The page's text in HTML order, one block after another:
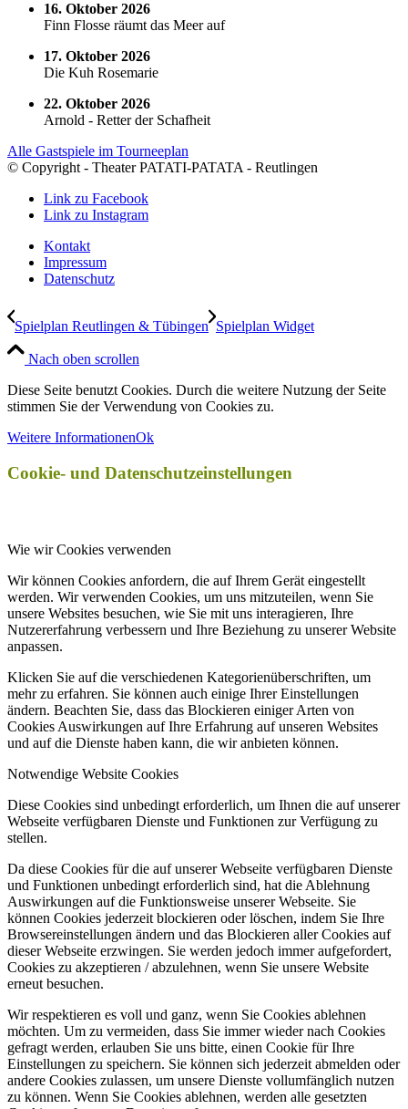
16. Oktober 2026
Finn Flosse räumt das Meer auf
17. Oktober 2026
Die Kuh Rosemarie
22. Oktober 2026
Arnold - Retter der Schafheit
Alle Gastspiele im Tourneeplan
© Copyright - Theater PATATI-PATATA - Reutlingen
Link zu Facebook
Link zu Instagram
Kontakt
Impressum
Datenschutz
Spielplan Reutlingen & Tübingen Spielplan Widget
Nach oben scrollen
Diese Seite benutzt Cookies. Durch die weitere Nutzung der Seite
stimmen Sie der Verwendung von Cookies zu.
Weitere InformationenOk
Cookie- und Datenschutzeinstellungen
Wie wir Cookies verwenden
Wir können Cookies anfordern, die auf Ihrem Gerät eingestellt
werden. Wir verwenden Cookies, um uns mitzuteilen, wenn Sie
unsere Websites besuchen, wie Sie mit uns interagieren, Ihre
Nutzererfahrung verbessern und Ihre Beziehung zu unserer Website
anpassen.
Klicken Sie auf die verschiedenen Kategorienüberschriften, um
mehr zu erfahren. Sie können auch einige Ihrer Einstellungen
ändern. Beachten Sie, dass das Blockieren einiger Arten von
Cookies Auswirkungen auf Ihre Erfahrung auf unseren Websites
und auf die Dienste haben kann, die wir anbieten können.
Notwendige Website Cookies
Diese Cookies sind unbedingt erforderlich, um Ihnen die auf unserer
Webseite verfügbaren Dienste und Funktionen zur Verfügung zu
stellen.
Da diese Cookies für die auf unserer Webseite verfügbaren Dienste
und Funktionen unbedingt erforderlich sind, hat die Ablehnung
Auswirkungen auf die Funktionsweise unserer Webseite. Sie
können Cookies jederzeit blockieren oder löschen, indem Sie Ihre
Browsereinstellungen ändern und das Blockieren aller Cookies auf
dieser Webseite erzwingen. Sie werden jedoch immer aufgefordert,
Cookies zu akzeptieren / abzulehnen, wenn Sie unsere Website
erneut besuchen.
Wir respektieren es voll und ganz, wenn Sie Cookies ablehnen
möchten. Um zu vermeiden, dass Sie immer wieder nach Cookies
gefragt werden, erlauben Sie uns bitte, einen Cookie für Ihre
Einstellungen zu speichern. Sie können sich jederzeit abmelden oder
andere Cookies zulassen, um unsere Dienste vollumfänglich nutzen
zu können. Wenn Sie Cookies ablehnen, werden alle gesetzten